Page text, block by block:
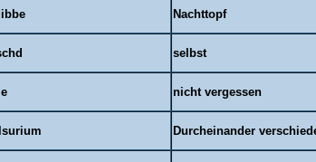
Nachttopf
selbst
nicht vergessen
Durcheinander